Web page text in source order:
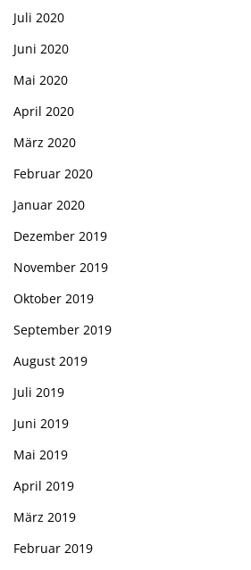
Juli 2020
Juni 2020
Mai 2020
April 2020
März 2020
Februar 2020
Januar 2020
Dezember 2019
November 2019
Oktober 2019
September 2019
August 2019
Juli 2019
Juni 2019
Mai 2019
April 2019
März 2019
Februar 2019